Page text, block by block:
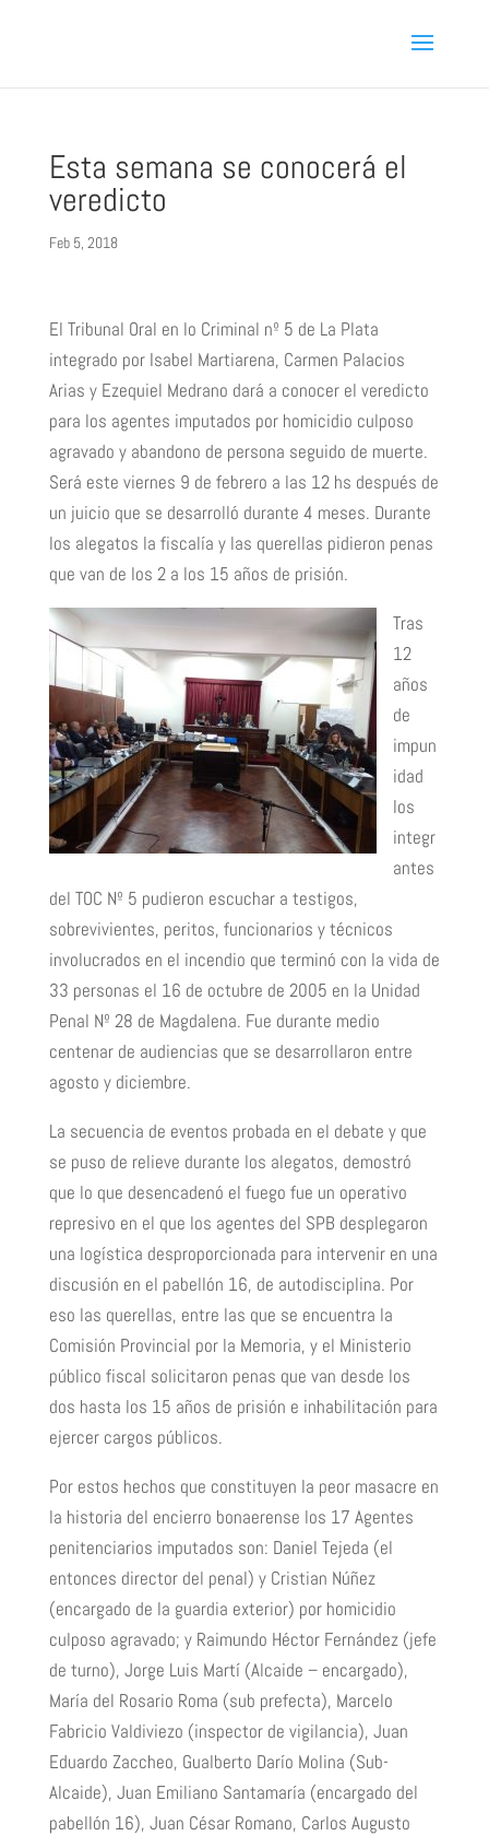
Esta semana se conocerá el
veredicto
Feb 5, 2018
El Tribunal Oral en lo Criminal nº 5 de La Plata
integrado por Isabel Martiarena, Carmen Palacios
Arias y Ezequiel Medrano dará a conocer el veredicto
para los agentes imputados por homicidio culposo
agravado y abandono de persona seguido de muerte.
Será este viernes 9 de febrero a las 12 hs después de
un juicio que se desarrolló durante 4 meses. Durante
los alegatos la fiscalía y las querellas pidieron penas
que van de los 2 a los 15 años de prisión.
Tras
12
años
de
impun
idad
los
integr
antes
del TOC Nº 5 pudieron escuchar a testigos,
sobrevivientes, peritos, funcionarios y técnicos
involucrados en el incendio que terminó con la vida de
33 personas el 16 de octubre de 2005 en la Unidad
Penal Nº 28 de Magdalena. Fue durante medio
centenar de audiencias que se desarrollaron entre
agosto y diciembre.
La secuencia de eventos probada en el debate y que
se puso de relieve durante los alegatos, demostró
que lo que desencadenó el fuego fue un operativo
represivo en el que los agentes del SPB desplegaron
una logística desproporcionada para intervenir en una
discusión en el pabellón 16, de autodisciplina. Por
eso las querellas, entre las que se encuentra la
Comisión Provincial por la Memoria, y el Ministerio
público fiscal solicitaron penas que van desde los
dos hasta los 15 años de prisión e inhabilitación para
ejercer cargos públicos.
Por estos hechos que constituyen la peor masacre en
la historia del encierro bonaerense los 17 Agentes
penitenciarios imputados son: Daniel Tejeda (el
entonces director del penal) y Cristian Núñez
(encargado de la guardia exterior) por homicidio
culposo agravado; y Raimundo Héctor Fernández (jefe
de turno), Jorge Luis Martí (Alcaide – encargado),
María del Rosario Roma (sub prefecta), Marcelo
Fabricio Valdiviezo (inspector de vigilancia), Juan
Eduardo Zaccheo, Gualberto Darío Molina (Sub-
Alcaide), Juan Emiliano Santamaría (encargado del
pabellón 16), Juan César Romano, Carlos Augusto